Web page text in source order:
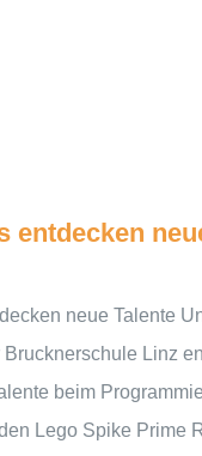
entdecken
neue Talente
Brucknerschule Linz
beim
Lego Spike Prime